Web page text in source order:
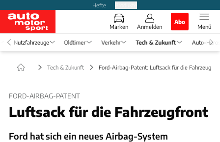
Hefte
Marken Anmelden
Abo
Menü
Nutzfahrzeuge Oldtimer Verkehr Tech & Zukunft Auto-
Tech & Zukunft Ford-Airbag-Patent: Luftsack für die
FORD-AIRBAG-PATENT
Luftsack für die Fahrzeugfront
Ford hat sich ein neues Airbag-System